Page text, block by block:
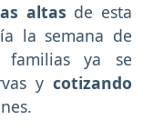
altas de esta
la semana de
familias ya se
y cotizando